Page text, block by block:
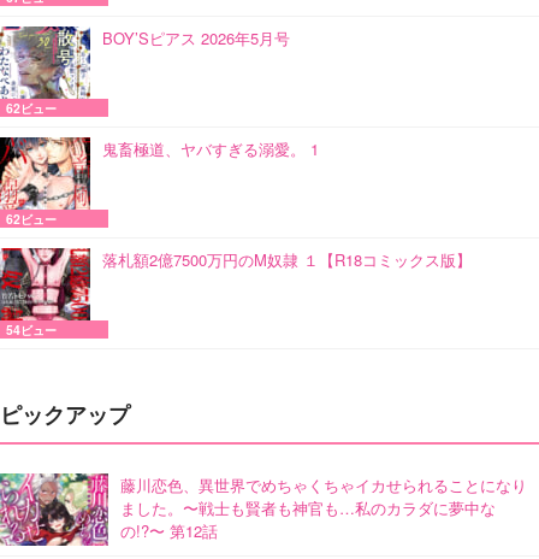
BOY’Sピアス 2026年5月号
62ビュー
鬼畜極道、ヤバすぎる溺愛。 1
62ビュー
落札額2億7500万円のM奴隷 １【R18コミックス版】
54ビュー
ピックアップ
藤川恋色、異世界でめちゃくちゃイカせられることになり
ました。〜戦士も賢者も神官も…私のカラダに夢中な
の!?〜 第12話